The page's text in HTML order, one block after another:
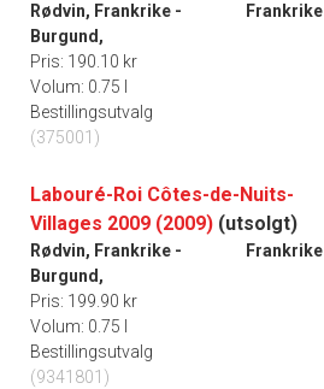
Rødvin, Frankrike -
Burgund,
Frankrike
Pris: 190.10 kr
Volum: 0.75 l
Bestillingsutvalg
(375001)
Labouré-Roi Côtes-de-Nuits-
Villages 2009 (2009) (utsolgt)
Rødvin, Frankrike -
Burgund,
Frankrike
Pris: 199.90 kr
Volum: 0.75 l
Bestillingsutvalg
(9341801)